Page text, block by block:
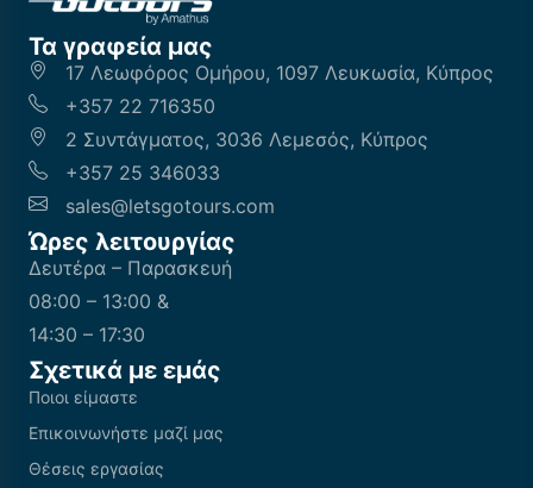
Τα γραφεία μας
17 Λεωφόρος Ομήρου, 1097 Λευκωσία, Κύπρος
+357 22 716350
2 Συντάγματος, 3036 Λεμεσός, Κύπρος
+357 25 346033
sales@letsgotours.com
Ώρες λειτουργίας
Δευτέρα – Παρασκευή
08:00 – 13:00 &
14:30 – 17:30
Σχετικά με εμάς
Ποιοι είμαστε
Επικοινωνήστε μαζί μας
Θέσεις εργασίας